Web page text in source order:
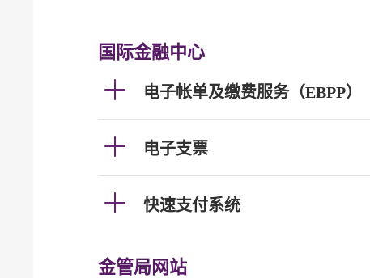
国际金融中心
电子帐单及缴费服务（EBPP）
电子支票
快速支付系统
金管局网站